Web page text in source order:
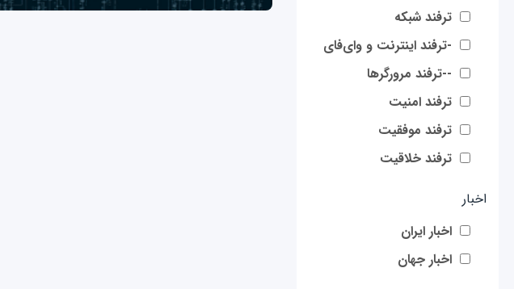
ترفند شبکه
-ترفند اینترنت و وای‌فای
--ترفند مرورگرها
ترفند امنیت
ترفند موفقیت
ترفند خلاقیت
اخبار
اخبار ایران
اخبار جهان